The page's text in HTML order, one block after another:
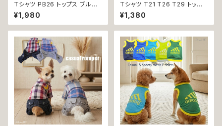
Ｔシャツ PB26 トップス ブルー
野球 くま ドックウェア 小型犬
犬 猫 dog cat ペット 服 犬服
返品交換不可
¥1,980
Ｔシャツ T21 T26 T29 トップ
ス ノースリーブ メッシュ 夏 蒸
れにくい 犬 猫 ペット 犬の服 猫
の服 犬服 猫服 返品交換不可
¥1,380